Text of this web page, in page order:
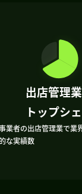
出店管理
トップシ
業者の出店管理業で業
な実績数